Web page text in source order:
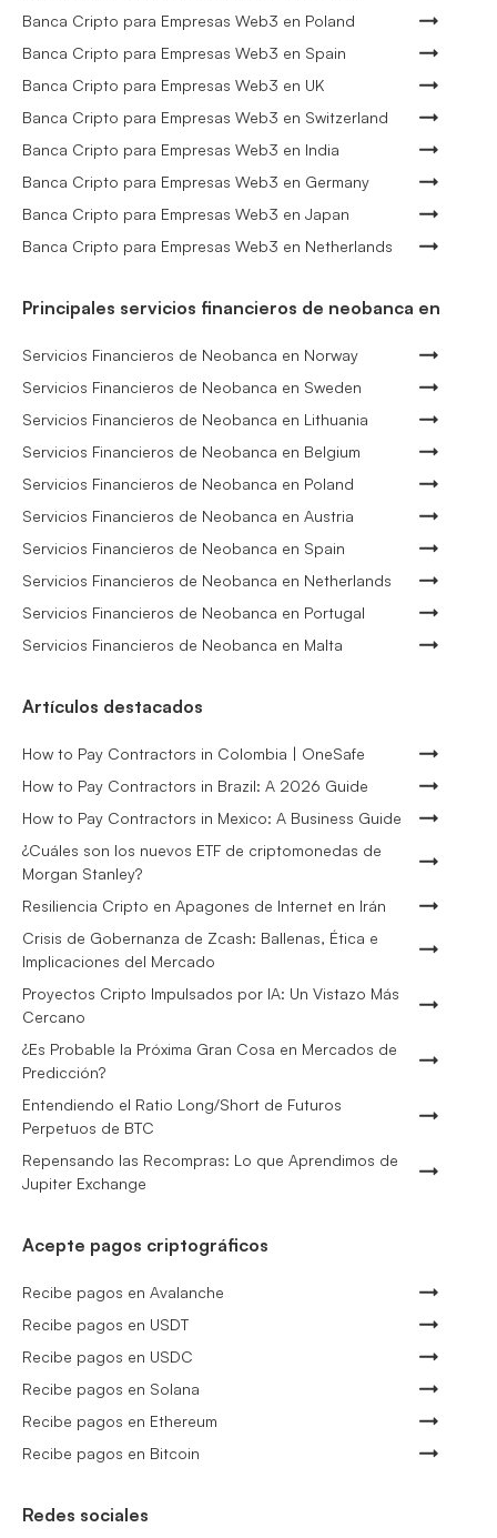
Banca Cripto para Empresas Web3 en Poland
Banca Cripto para Empresas Web3 en Spain
Banca Cripto para Empresas Web3 en UK
Banca Cripto para Empresas Web3 en Switzerland
Banca Cripto para Empresas Web3 en India
Banca Cripto para Empresas Web3 en Germany
Banca Cripto para Empresas Web3 en Japan
Banca Cripto para Empresas Web3 en Netherlands
Principales servicios financieros de neobanca en
Servicios Financieros de Neobanca en Norway
Servicios Financieros de Neobanca en Sweden
Servicios Financieros de Neobanca en Lithuania
Servicios Financieros de Neobanca en Belgium
Servicios Financieros de Neobanca en Poland
Servicios Financieros de Neobanca en Austria
Servicios Financieros de Neobanca en Spain
Servicios Financieros de Neobanca en Netherlands
Servicios Financieros de Neobanca en Portugal
Servicios Financieros de Neobanca en Malta
Artículos destacados
How to Pay Contractors in Colombia | OneSafe
How to Pay Contractors in Brazil: A 2026 Guide
How to Pay Contractors in Mexico: A Business Guide
¿Cuáles son los nuevos ETF de criptomonedas de
Morgan Stanley?
Resiliencia Cripto en Apagones de Internet en Irán
Crisis de Gobernanza de Zcash: Ballenas, Ética e
Implicaciones del Mercado
Proyectos Cripto Impulsados por IA: Un Vistazo Más
Cercano
¿Es Probable la Próxima Gran Cosa en Mercados de
Predicción?
Entendiendo el Ratio Long/Short de Futuros
Perpetuos de BTC
Repensando las Recompras: Lo que Aprendimos de
Jupiter Exchange
Acepte pagos criptográficos
Recibe pagos en Avalanche
Recibe pagos en USDT
Recibe pagos en USDC
Recibe pagos en Solana
Recibe pagos en Ethereum
Recibe pagos en Bitcoin
Redes sociales